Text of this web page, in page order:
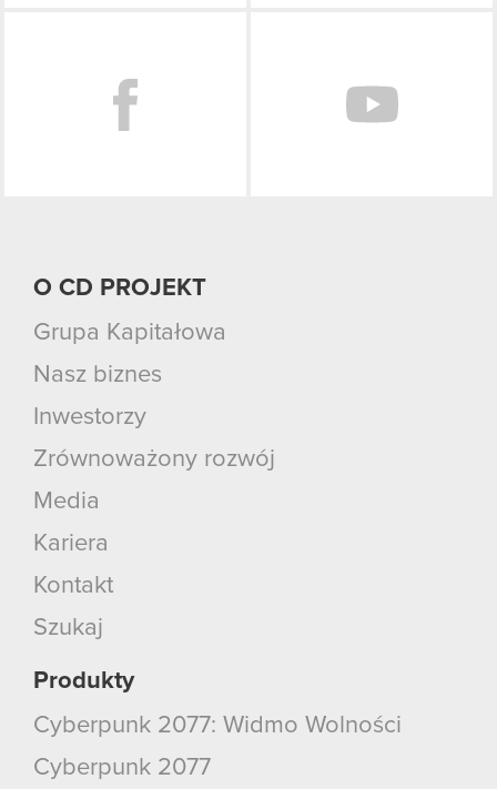
O CD PROJEKT
Grupa Kapitałowa
Nasz biznes
Inwestorzy
Zrównoważony rozwój
Media
Kariera
Kontakt
Szukaj
Produkty
Cyberpunk 2077: Widmo Wolności
Cyberpunk 2077